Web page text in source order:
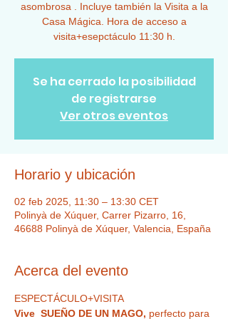
asombrosa . Incluye también la Visita a la
Casa Mágica. Hora de acceso a
visita+esepctáculo 11:30 h.
Se ha cerrado la posibilidad
de registrarse
Ver otros eventos
Horario y ubicación
02 feb 2025, 11:30 – 13:30 CET
Polinyà de Xúquer, Carrer Pizarro, 16,
46688 Polinyà de Xúquer, Valencia, España
Acerca del evento
ESPECTÁCULO+VISITA
Vive  SUEÑO DE UN MAGO, perfecto para